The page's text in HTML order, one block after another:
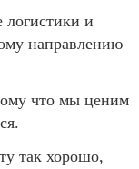
и
направлению
что мы ценим
так хорошо,